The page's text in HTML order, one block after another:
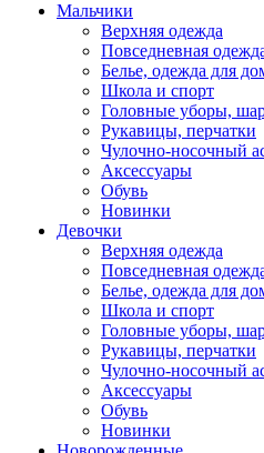
Мальчики
Верхняя одежда
Повседневная
Белье, одежда для
Школа и спорт
Головные уборы,
Рукавицы, перчатки
Чулочно-носочный
Аксессуары
Обувь
Новинки
Девочки
Верхняя одежда
Повседневная
Белье, одежда для
Школа и спорт
Головные уборы,
Рукавицы, перчатки
Чулочно-носочный
Аксессуары
Обувь
Новинки